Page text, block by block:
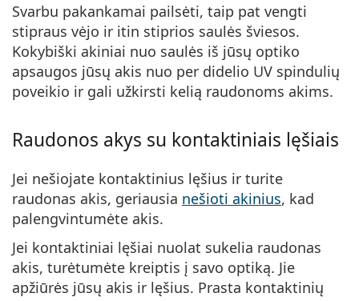
Svarbu pakankamai pailsėti, taip pat vengti
stipraus vėjo ir itin stiprios saulės šviesos.
Kokybiški akiniai nuo saulės iš jūsų optiko
apsaugos jūsų akis nuo per didelio UV spindulių
poveikio ir gali užkirsti kelią raudonoms akims.
Raudonos akys su kontaktiniais lęšiais
Jei nešiojate kontaktinius lęšius ir turite
raudonas akis, geriausia nešioti akinius, kad
palengvintumėte akis.
Jei kontaktiniai lęšiai nuolat sukelia raudonas
akis, turėtumėte kreiptis į savo optiką. Jie
apžiūrės jūsų akis ir lęšius. Prasta kontaktinių